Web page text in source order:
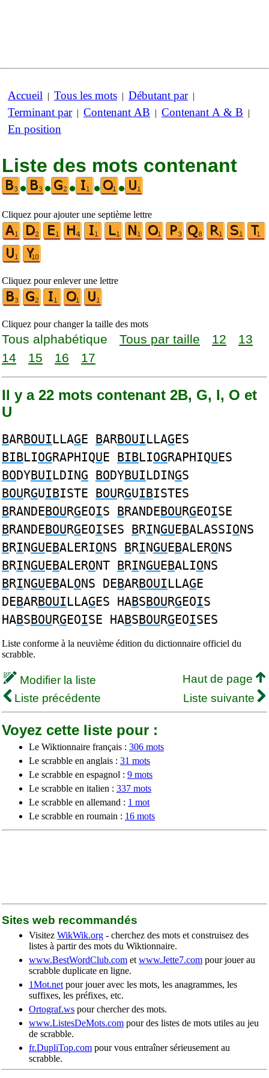
Accueil | Tous les mots | Débutant par|
Terminant par| Contenant AB | Contenant A & B |
En position
Liste des mots contenant
•
• • • •
Cliquez pour ajouter une septième lettre
Cliquez pour enlever une lettre
Cliquez pour changer la taille des mots
Tous alphabétique Tous par taille 12
13
14
15 16 17
Il y a 22 mots contenant 2B, G, I, O et
U
BARBOUILLAGE BARBOUILLAGES
BIBLIOGRAPHIQUE BIBLIOGRAPHIQUES
BODYBUILDING BODYBUILDINGS
BOURGUIBISTE BOURGUIBISTES
BRANDEBOURGEOIS BRANDEBOURGEOISE
BRANDEBOURGEOISES BRINGUEBALASSIONS
BRINGUEBALERIONS BRINGUEBALERONS
BRINGUEBALERONT BRINGUEBALIONS
BRINGUEBALONS DEBARBOUILLAGE
DEBARBOUILLAGES HABSBOURGEOIS
HABSBOURGEOISE HABSBOURGEOISES
Liste conforme à la neuvième édition du dictionnaire officiel du
scrabble.
Modifier la liste
Haut de page
Liste précédente
Liste suivante
Voyez cette liste pour :
Le Wiktionnaire français : 306 mots
Le scrabble en anglais : 31 mots
Le scrabble en espagnol : 9 mots
Le scrabble en italien : 337 mots
Le scrabble en allemand : 1 mot
Le scrabble en roumain : 16 mots
Sites web recommandés
Visitez WikWik.org - cherchez des mots et construisez des
listes à partir des mots du Wiktionnaire.
www.BestWordClub.com et www.Jette7.com pour jouer au
scrabble duplicate en ligne.
1Mot.net pour jouer avec les mots, les anagrammes, les
suffixes, les préfixes, etc.
Ortograf.ws pour chercher des mots.
www.ListesDeMots.com pour des listes de mots utiles au jeu
de scrabble.
fr.DupliTop.com pour vous entraîner sérieusement au
scrabble.